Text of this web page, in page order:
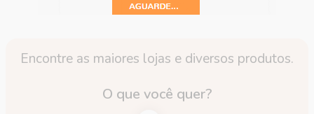
Encontre as maiores lojas e diversos produtos.
O que você quer?